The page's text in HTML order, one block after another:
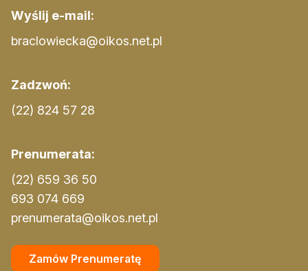
Wyślij e-mail:
braclowiecka@oikos.net.pl
Zadzwoń:
(22) 824 57 28
Prenumerata:
(22) 659 36 50
693 074 669
prenumerata@oikos.net.pl
Zamów Prenumeratę